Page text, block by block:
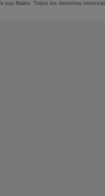
sus filiales. Todos los derechos